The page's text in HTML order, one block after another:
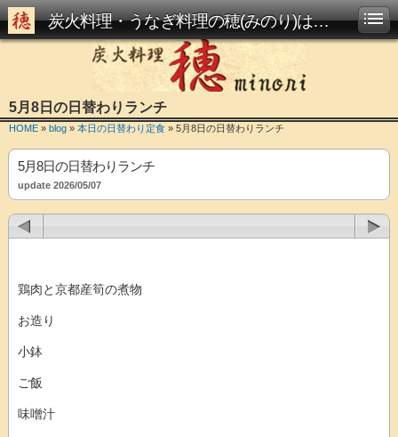
炭火料理・うなぎ料理の穂(みのり)は西大路駅からすぐです
5月8日の日替わりランチ
HOME » blog » 本日の日替わり定食 » 5月8日の日替わりランチ
5月8日の日替わりランチ
update 2026/05/07
鶏肉と京都産筍の煮物
お造り
小鉢
ご飯
味噌汁